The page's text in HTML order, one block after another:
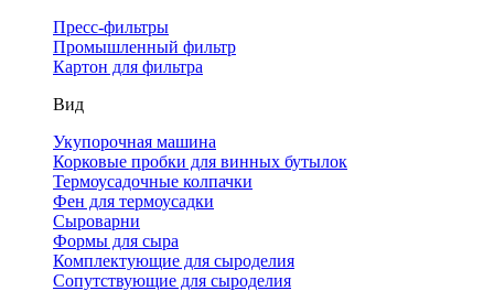
Пресс-фильтры
Промышленный фильтр
Картон для фильтра
Вид
Укупорочная машина
Корковые пробки для винных бутылок
Термоусадочные колпачки
Фен для термоусадки
Сыроварни
Формы для сыра
Комплектующие для сыроделия
Сопутствующие для сыроделия